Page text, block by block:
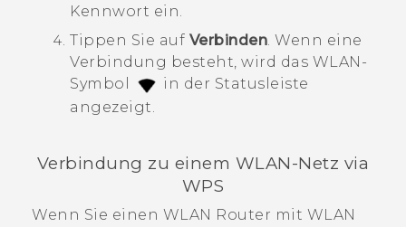
Kennwort ein.
Tippen Sie auf Verbinden. Wenn eine
Verbindung besteht, wird das WLAN -
Symbol
in der Statusleiste
angezeigt.
Verbindung zu einem WLAN-Netz via
WPS
Wenn Sie einen WLAN Router mit WLAN